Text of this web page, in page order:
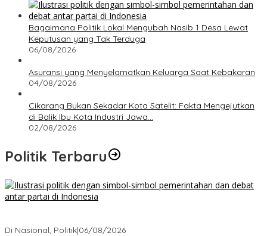
Bagaimana Politik Lokal Mengubah Nasib 1 Desa Lewat
Keputusan yang Tak Terduga
06/08/2026
Asuransi yang Menyelamatkan Keluarga Saat Kebakaran
04/08/2026
Cikarang Bukan Sekadar Kota Satelit: Fakta Mengejutkan
di Balik Ibu Kota Industri Jawa…
02/08/2026
Politik Terbaru
Di Nasional, Politik|06/08/2026